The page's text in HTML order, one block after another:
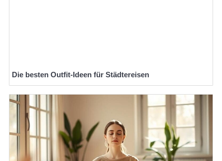
Die besten Outfit-Ideen für Städtereisen